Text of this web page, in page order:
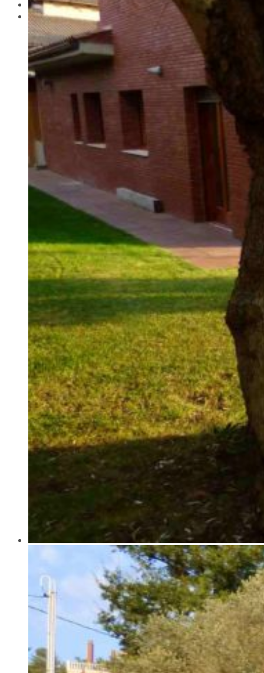
Actualitat